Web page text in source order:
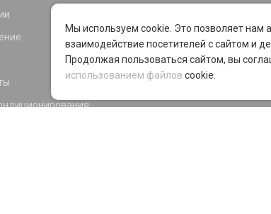
Программа
Мы используем cookie. Это позволяет нам
взаимодействие посетителей с сайтом и
Продолжая пользоваться сайтом, вы
использованием файлов cookie.